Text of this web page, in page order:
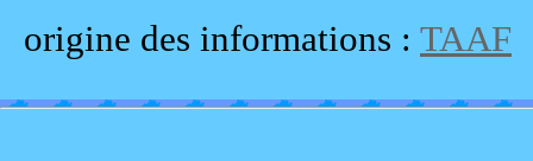
origine des informations : TAAF